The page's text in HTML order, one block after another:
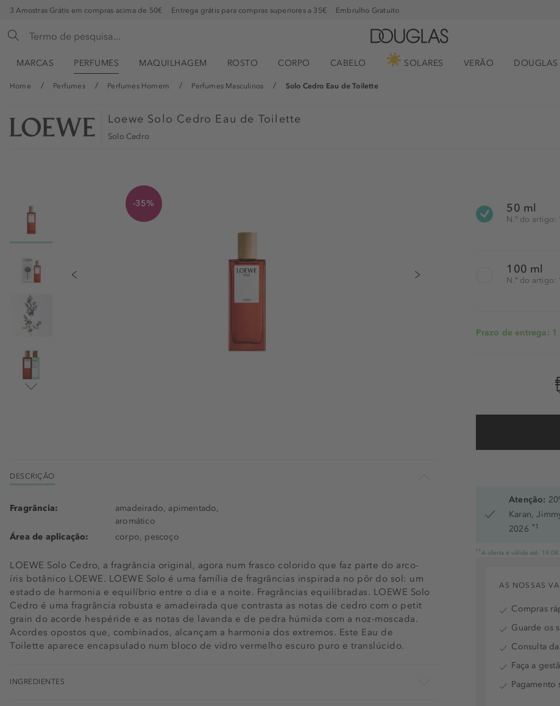
3 Amostras Grátis em compras acima de 50€ Entrega grátis para compras superiores a 35€ Embrulho Gratuito
MARCAS PERFUMES MAQUILHAGEM ROSTO CORPO CABELO SOLARES VERÃO
Home Perfumes Perfumes Homem Perfumes Masculinos Solo Cedro Eau de Toilette
Loewe Solo Cedro Eau de Toilette
Solo Cedro
-35% 50 ml
N.° do artigo:
100 ml
N.° do artigo:
Prazo de entrega:
Atenção:
Karan,
2026 *1
*1 A oferta é válida até:
DESCRIÇÃO
LOEWE Solo Cedro, a fragrância original, agora num frasco colorido que faz parte do arco-
íris botânico LOEWE. LOEWE Solo é uma família de fragrâncias inspirada no pôr do sol: um
estado de harmonia e equilíbrio entre o dia e a noite. Fragrâncias equilíbradas. LOEWE Solo
Cedro é uma fragrância robusta e amadeirada que contrasta as notas de cedro com o petit
grain do acorde hespéride e as notas de lavanda e de pedra húmida com a noz-moscada.
Acordes opostos que, combinados, alcançam a harmonia dos extremos. Este Eau de
Toilette aparece encapsulado num bloco de vidro vermelho escuro puro e translúcido.
Fragrância:
amadeirado, apimentado,
aromático
Área de aplicação:
corpo, pescoço
INGREDIENTES
AS NOSSAS
Compras
Guarde os
Consulta
Faça a